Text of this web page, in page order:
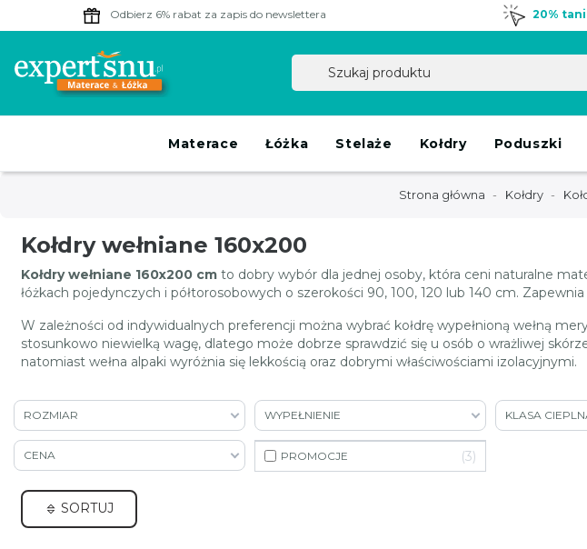
Odbierz 6% rabat za zapis do newslettera 20%
Materace Łóżka Stelaże Kołdry Poduszki
Strona główna Kołdry
Kołdry wełniane 160x200
Kołdry wełniane 160x200 cm to dobry wybór dla jednej osoby, która ceni naturalne
łóżkach pojedynczych i półtorosobowych o szerokości 90, 100, 120 lub 140 cm.
W zależności od indywidualnych preferencji można wybrać kołdrę wypełnioną wełną
stosunkowo niewielką wagę, dlatego może dobrze sprawdzić się u osób o wrażliwej
natomiast wełna alpaki wyróżnia się lekkością oraz dobrymi właściwościami izolacyjnymi.
ROZMIAR WYPEŁNIENIE KLASA
CENA PROMOCJE 3
SORTUJ